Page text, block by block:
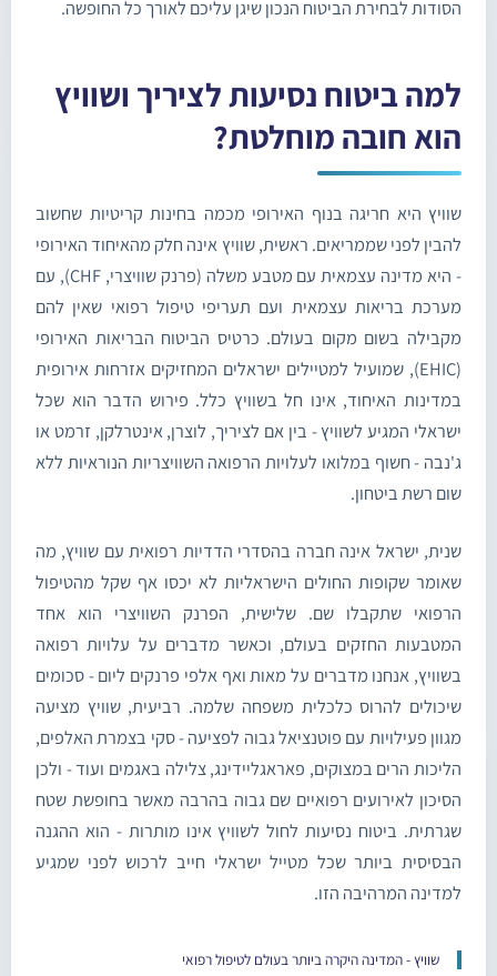
הסודות לבחירת הביטוח הנכון שיגן עליכם לאורך כל החופשה.
למה ביטוח נסיעות לציריך ושוויץ
הוא חובה מוחלטת?
שוויץ היא חריגה בנוף האירופי מכמה בחינות קריטיות שחשוב
להבין לפני שממריאים. ראשית, שוויץ אינה חלק מהאיחוד האירופי
- היא מדינה עצמאית עם מטבע משלה (פרנק שוויצרי, CHF), עם
מערכת בריאות עצמאית ועם תעריפי טיפול רפואי שאין להם
מקבילה בשום מקום בעולם. כרטיס הביטוח הבריאות האירופי
(EHIC), שמועיל למטיילים ישראלים המחזיקים אזרחות אירופית
במדינות האיחוד, אינו חל בשוויץ כלל. פירוש הדבר הוא שכל
ישראלי המגיע לשוויץ - בין אם לציריך, לוצרן, אינטרלקן, זרמט או
ג'נבה - חשוף במלואו לעלויות הרפואה השוויצריות הנוראיות ללא
שום רשת ביטחון.
שנית, ישראל אינה חברה בהסדרי הדדיות רפואית עם שוויץ, מה
שאומר שקופות החולים הישראליות לא יכסו אף שקל מהטיפול
הרפואי שתקבלו שם. שלישית, הפרנק השוויצרי הוא אחד
המטבעות החזקים בעולם, וכאשר מדברים על עלויות רפואה
בשוויץ, אנחנו מדברים על מאות ואף אלפי פרנקים ליום - סכומים
שיכולים להרוס כלכלית משפחה שלמה. רביעית, שוויץ מציעה
מגוון פעילויות עם פוטנציאל גבוה לפציעה - סקי בצמרת האלפים,
הליכות הרים במצוקים, פאראגליידינג, צלילה באגמים ועוד - ולכן
הסיכון לאירועים רפואיים שם גבוה בהרבה מאשר בחופשת שטח
שגרתית. ביטוח נסיעות לחול לשוויץ אינו מותרות - הוא ההגנה
הבסיסית ביותר שכל מטייל ישראלי חייב לרכוש לפני שמגיע
למדינה המרהיבה הזו.
שוויץ - המדינה היקרה ביותר בעולם לטיפול רפואי